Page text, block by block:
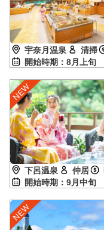
宇奈月温泉 清掃
開始時期：8月上旬
下呂温泉 仲居
開始時期：9月中旬